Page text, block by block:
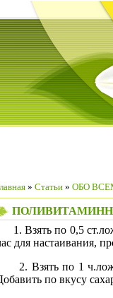
» Статьи » ОБО
1. Взять по 0,5
для настаивания,
2. Взять по 1
по вкусу